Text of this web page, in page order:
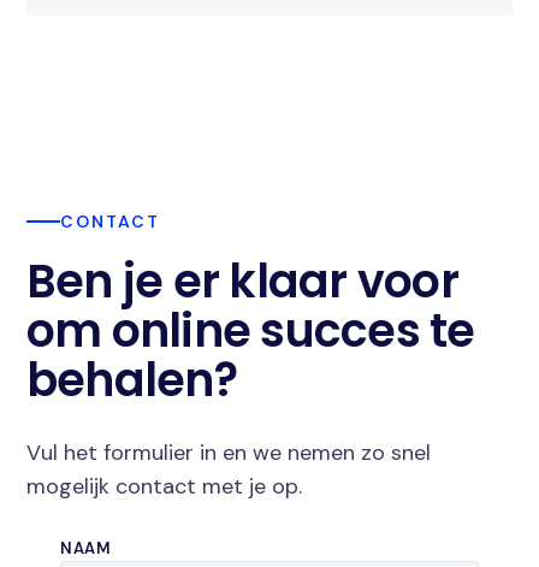
CONTACT
Ben je er klaar voor
om online succes te
behalen?
Vul het formulier in en we nemen zo snel
mogelijk contact met je op.
NAAM